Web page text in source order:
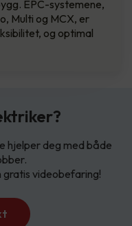
EPC-systemene,
Multi og MCX, er
og optimal
hjelper deg med både
gratis videobefaring!